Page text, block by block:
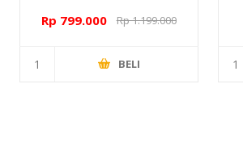
Rp 799.000 Rp 1.199.000
BELI